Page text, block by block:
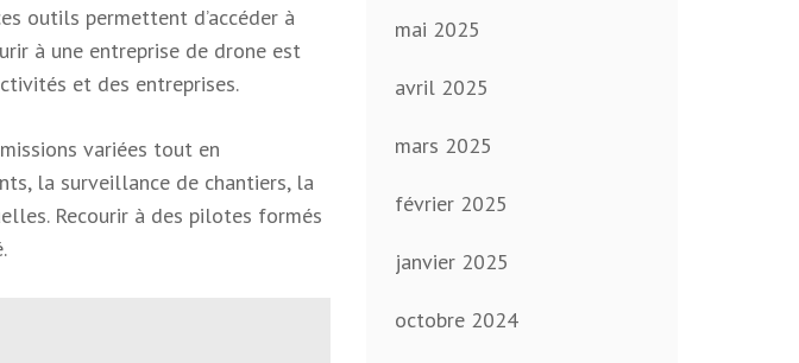
outils permettent d’accéder à
à une entreprise de drone est
et des entreprises.
variées tout en
la surveillance de chantiers, la
Recourir à des pilotes formés
mai 2025
avril 2025
mars 2025
février 2025
janvier 2025
octobre 2024